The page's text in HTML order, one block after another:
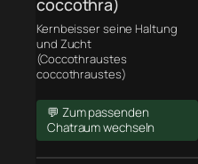
coccothra)
Kernbeisser seine Haltung
und Zucht
(Coccothraustes
coccothraustes)
💬 Zum passenden
Chatraum wechseln